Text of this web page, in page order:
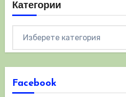
Категории
Facebook